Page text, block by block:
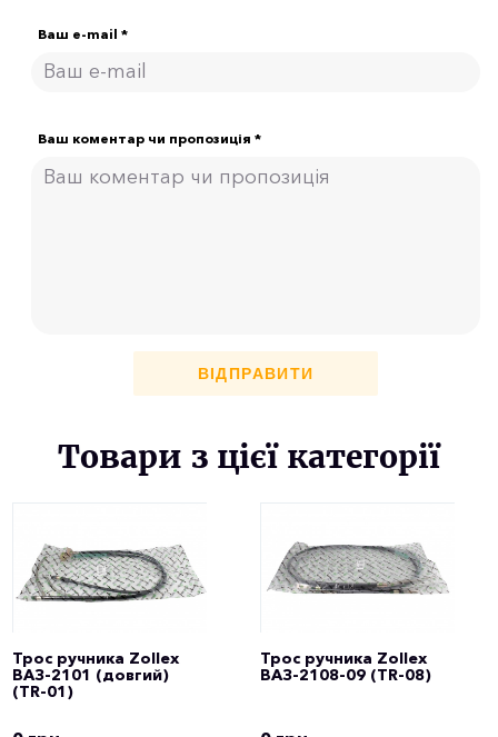
Ваш e-mail *
Ваш коментар чи пропозиція *
ВІДПРАВИТИ
Товари з цієї категорії
Трос ручника Zollex
ВАЗ-2101 (довгий)
(TR-01)
Трос ручника Zollex
ВАЗ-2108-09 (TR-08)